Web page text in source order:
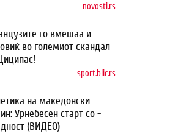
novosti.rs
го вмешаа и
во големиот скандал
sport.blic.rs
на македонски
Урнебесен старт со -
(ВИДЕО)